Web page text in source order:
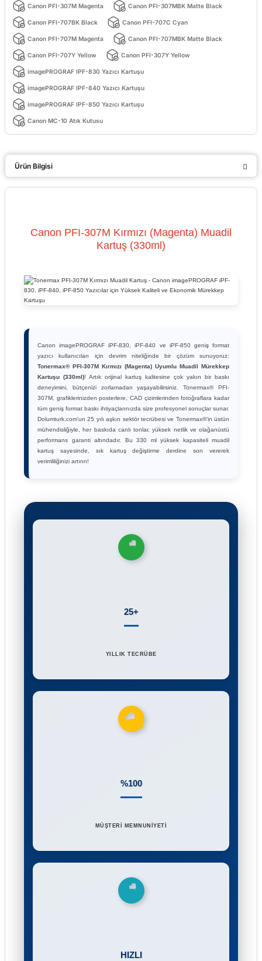
Canon PFI-307M Magenta Canon PFI-307MBK Matte Black
Canon PFI-707BK Black Canon PFI-707C Cyan
Canon PFI-707M Magenta Canon PFI-707MBK Matte Black
Canon PFI-707Y Yellow Canon PFI-307Y Yellow
imagePROGRAF IPF-830 Yazıcı Kartuşu
imagePROGRAF IPF-840 Yazıcı Kartuşu
imagePROGRAF IPF-850 Yazıcı Kartuşu
Canon MC-10 Atık Kutusu
Ürün Bilgisi
Canon PFI-307M Kırmızı (Magenta) Muadil
Kartuş (330ml)
Canon imagePROGRAF iPF-830, iPF-840 ve iPF-850 geniş format
yazıcı kullanıcıları için devrim niteliğinde bir çözüm sunuyoruz:
Tonermax® PFI-307M Kırmızı (Magenta) Uyumlu Muadil Mürekkep
Kartuşu (330ml)! Artık orijinal kartuş kalitesine çok yakın bir baskı
deneyimini, bütçenizi zorlamadan yaşayabilirsiniz. Tonermax® PFI-
307M, grafiklerinizden posterlere, CAD çizimlerinden fotoğraflara kadar
tüm geniş format baskı ihtiyaçlarınızda size profesyonel sonuçlar sunar.
Dolumturk.com'un 25 yılı aşkın sektör tecrübesi ve Tonermax®'in üstün
mühendisliğiyle, her baskıda canlı tonlar, yüksek netlik ve olağanüstü
performans garanti altındadır. Bu 330 ml yüksek kapasiteli muadil
kartuş sayesinde, sık kartuş değiştirme derdine son vererek
verimliliğinizi artırın!
25+
YILLIK TECRÜBE
%100
MÜŞTERİ MEMNUNİYETİ
HIZLI